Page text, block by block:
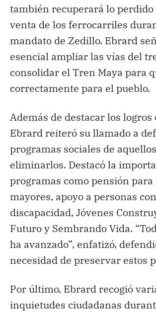
también recuperará lo perdido
venta de los ferrocarriles
mandato de Zedillo. Ebrard
esencial ampliar las vías del
consolidar el Tren Maya para
correctamente para el pueblo.
Además de destacar los logros
Ebrard reiteró su llamado a
programas sociales de
eliminarlos. Destacó la
programas como pensión para
mayores, apoyo a personas con
discapacidad, Jóvenes
Futuro y Sembrando Vida.
ha avanzado”, enfatizó,
necesidad de preservar estos
Por último, Ebrard recogió
inquietudes ciudadanas